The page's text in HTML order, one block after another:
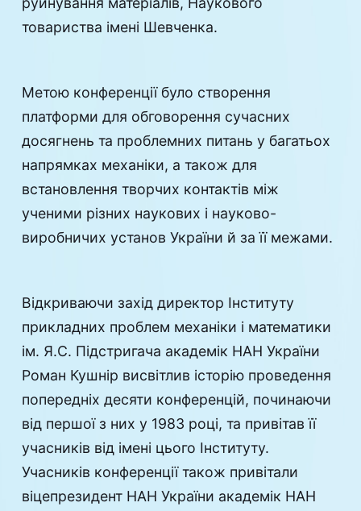
товариства імені Шевченка.
Метою конференції було створення
платформи для обговорення сучасних
досягнень та проблемних питань у багатьох
напрямках механіки, а також для
встановлення творчих контактів між
ученими різних наукових і науково-
виробничих установ України й за її межами.
Відкриваючи захід директор Інституту
прикладних проблем механіки і математики
ім. Я.С. Підстригача академік НАН України
Роман Кушнір висвітлив історію проведення
попередніх десяти конференцій, починаючи
від першої з них у 1983 році, та привітав її
учасників від імені цього Інституту.
Учасників конференції також привітали
віцепрезидент НАН України академік НАН